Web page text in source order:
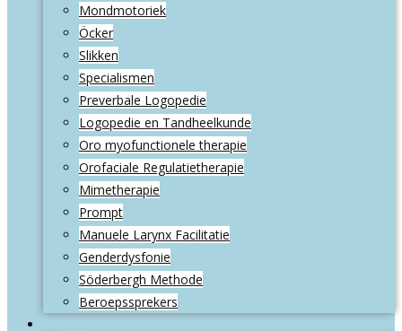
Mondmotoriek
Öcker
Slikken
Specialismen
Preverbale Logopedie
Logopedie en Tandheelkunde
Oro myofunctionele therapie
Orofaciale Regulatietherapie
Mimetherapie
Prompt
Manuele Larynx Facilitatie
Genderdysfonie
Söderbergh Methode
Beroepssprekers